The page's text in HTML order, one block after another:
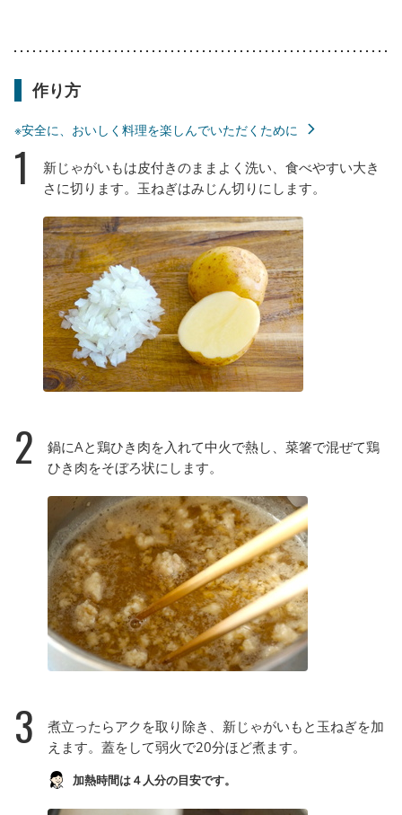
作り方
※安全に、おいしく料理を楽しんでいただくために
1
新じゃがいもは皮付きのままよく洗い、食べやすい大き
さに切ります。玉ねぎはみじん切りにします。
2
鍋にAと鶏ひき肉を入れて中火で熱し、菜箸で混ぜて鶏
ひき肉をそぼろ状にします。
3
煮立ったらアクを取り除き、新じゃがいもと玉ねぎを加
えます。蓋をして弱火で20分ほど煮ます。
加熱時間は４人分の目安です。